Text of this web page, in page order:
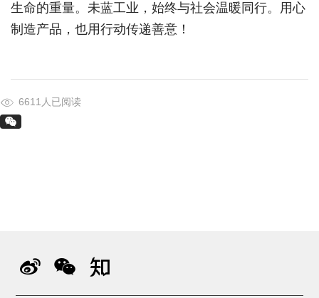
生命的重量。未蓝工业，始终与社会温暖同行。用心
制造产品，也用行动传递善意！
6611人已阅读